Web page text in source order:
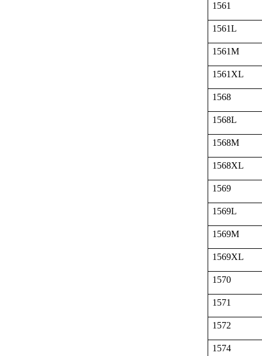
1561
1561L
1561M
1561XL
1568
1568L
1568M
1568XL
1569
1569L
1569M
1569XL
1570
1571
1572
1574